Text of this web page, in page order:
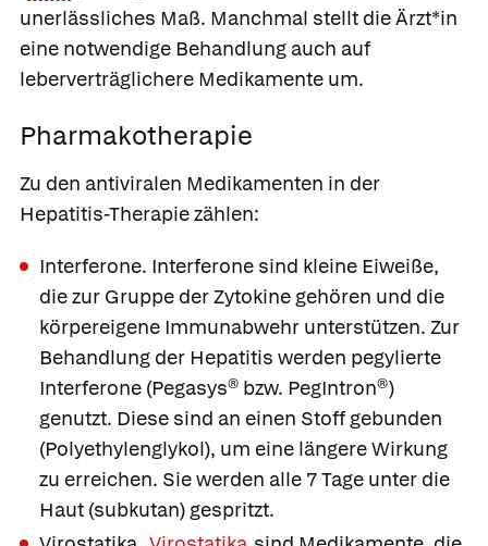
unerlässliches Maß. Manchmal stellt die Ärzt*in
eine notwendige Behandlung auch auf
leberverträglichere Medikamente um.
Pharmakotherapie
Zu den antiviralen Medikamenten in der
Hepatitis-Therapie zählen:
Interferone. Interferone sind kleine Eiweiße,
die zur Gruppe der Zytokine gehören und die
körpereigene Immunabwehr unterstützen. Zur
Behandlung der Hepatitis werden pegylierte
Interferone (Pegasys® bzw. PegIntron®)
genutzt. Diese sind an einen Stoff gebunden
(Polyethylenglykol), um eine längere Wirkung
zu erreichen. Sie werden alle 7 Tage unter die
Haut (subkutan) gespritzt.